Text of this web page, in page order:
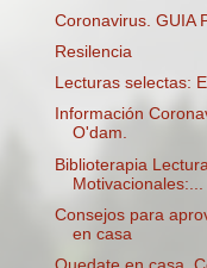
Coronavirus. GUIA
Resilencia
Lecturas selectas:
Información
O'dam.
Biblioterapia
Motivacionales:...
Consejos para
en casa